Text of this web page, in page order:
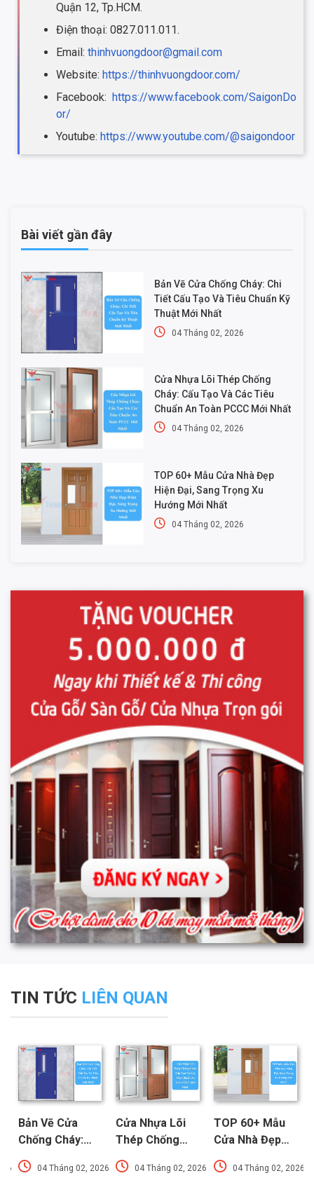
Quận 12, Tp.HCM.
Điện thoại: 0827.011.011.
Email: thinhvuongdoor@gmail.com
Website: https://thinhvuongdoor.com/
Facebook: https://www.facebook.com/SaigonDo
or/
Youtube: https://www.youtube.com/@saigondoor
Bài viết gần đây
Bản Vẽ Cửa Chống Cháy: Chi
Tiết Cấu Tạo Và Tiêu Chuẩn Kỹ
Thuật Mới Nhất
04 Tháng 02, 2026
Cửa Nhựa Lõi Thép Chống
Cháy: Cấu Tạo Và Các Tiêu
Chuẩn An Toàn PCCC Mới Nhất
04 Tháng 02, 2026
TOP 60+ Mẫu Cửa Nhà Đẹp
Hiện Đại, Sang Trọng Xu
Hướng Mới Nhất
04 Tháng 02, 2026
TIN TỨC LIÊN QUAN
Bản Vẽ Cửa
Chống Cháy:
Chi Tiết Cấu
Tạo Và Tiêu
04 Tháng 02, 2026
Cửa Nhựa Lõi
Thép Chống
Cháy: Cấu Tạo
Và Các Tiêu
04 Tháng 02, 2026
TOP 60+ Mẫu
Cửa Nhà Đẹp
Hiện Đại, Sang
Trọng Xu
04 Tháng 02, 2026